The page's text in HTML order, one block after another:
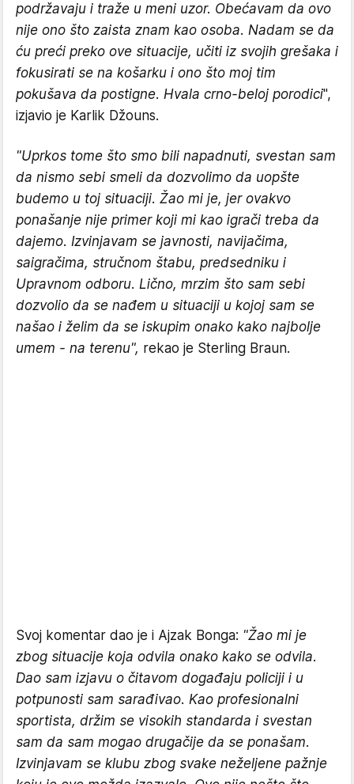
podržavaju i traže u meni uzor. Obećavam da ovo
nije ono što zaista znam kao osoba. Nadam se da
ću preći preko ove situacije, učiti iz svojih grešaka i
fokusirati se na košarku i ono što moj tim
pokušava da postigne. Hvala crno-beloj porodici",
izjavio je Karlik Džouns.
"Uprkos tome što smo bili napadnuti, svestan sam
da nismo sebi smeli da dozvolimo da uopšte
budemo u toj situaciji. Žao mi je, jer ovakvo
ponašanje nije primer koji mi kao igrači treba da
dajemo. Izvinjavam se javnosti, navijačima,
saigračima, stručnom štabu, predsedniku i
Upravnom odboru. Lično, mrzim što sam sebi
dozvolio da se nađem u situaciji u kojoj sam se
našao i želim da se iskupim onako kako najbolje
umem - na terenu", rekao je Sterling Braun.
Svoj komentar dao je i Ajzak Bonga: "Žao mi je
zbog situacije koja odvila onako kako se odvila.
Dao sam izjavu o čitavom događaju policiji i u
potpunosti sam sarađivao. Kao profesionalni
sportista, držim se visokih standarda i svestan
sam da sam mogao drugačije da se ponašam.
Izvinjavam se klubu zbog svake neželjene pažnje